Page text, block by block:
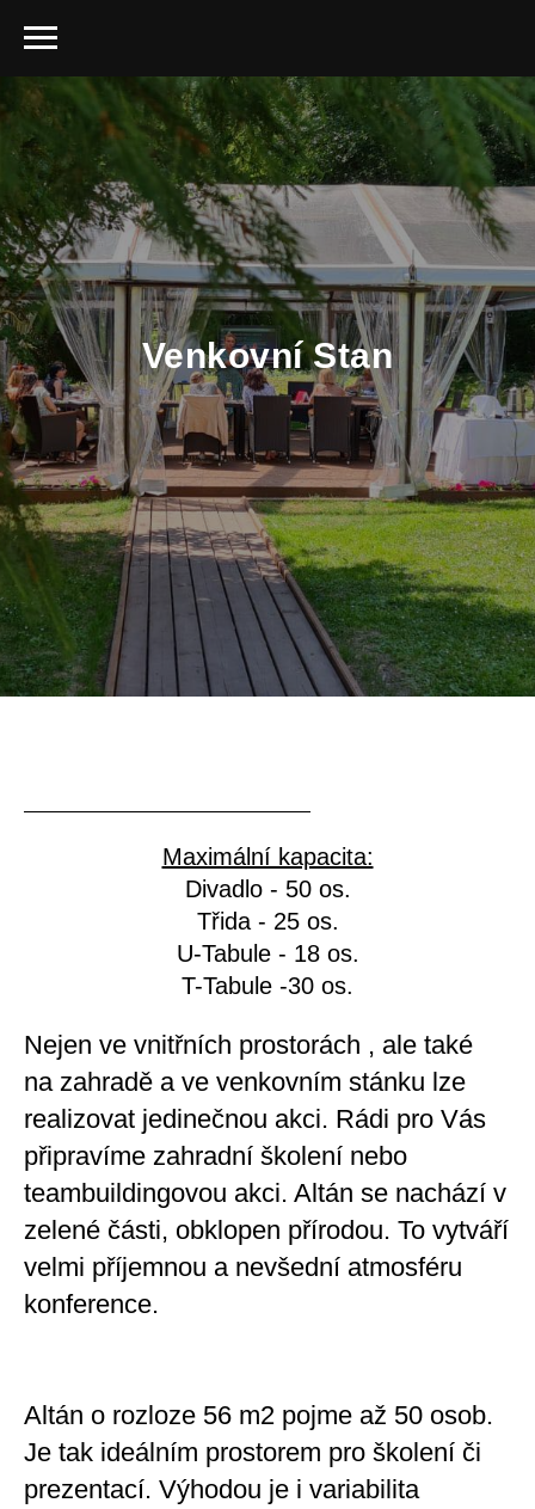
Venkovní Stan
Maximální kapacita:
Divadlo - 50 os.
Třida - 25 os.
U-Tabule - 18 os.
T-Tabule -30 os.
Nejen ve vnitřních prostorách , ale také
na zahradě a ve venkovním stánku lze
realizovat jedinečnou akci. Rádi pro Vás
připravíme zahradní školení nebo
teambuildingovou akci. Altán se nachází v
zelené části, obklopen přírodou. To vytváří
velmi příjemnou a nevšední atmosféru
konference.
Altán o rozloze 56 m2 pojme až 50 osob.
Je tak ideálním prostorem pro školení či
prezentací. Výhodou je i variabilita